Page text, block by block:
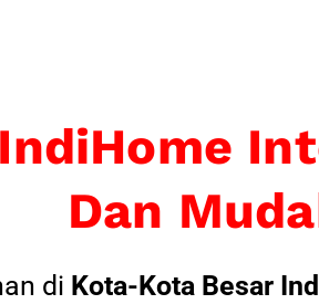
Dan
di Kota-Kota Besar